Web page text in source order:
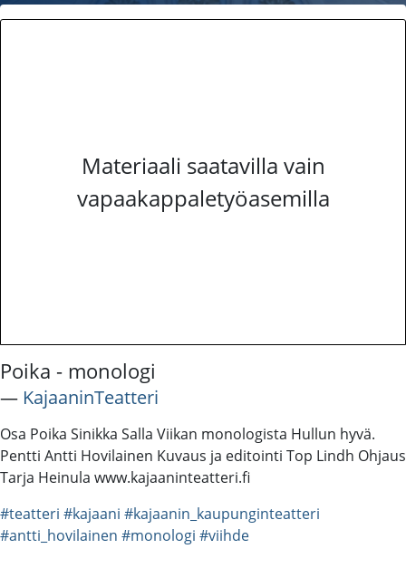
Materiaali saatavilla vain
vapaakappaletyöasemilla
Poika - monologi
― KajaaninTeatteri
Osa Poika Sinikka Salla Viikan monologista Hullun hyvä.
Pentti Antti Hovilainen Kuvaus ja editointi Top Lindh Ohjaus
Tarja Heinula www.kajaaninteatteri.fi
#teatteri #kajaani #kajaanin_kaupunginteatteri
#antti_hovilainen #monologi #viihde